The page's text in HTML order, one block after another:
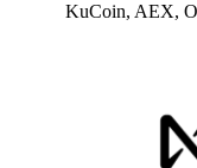
KuCoin, AEX,